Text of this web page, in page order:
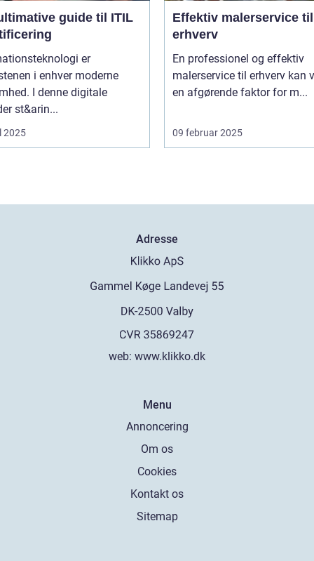
guide til ITIL
er
i enhver moderne
I denne digitale
st&arin...
2025
Effektiv malerservice til
erhverv
En professionel og effektiv
malerservice til erhverv kan
en afgørende faktor for m...
09 februar 2025
Adresse
web: www.klikko.dk
Menu
Annoncering
Om os
Cookies
Kontakt os
Sitemap